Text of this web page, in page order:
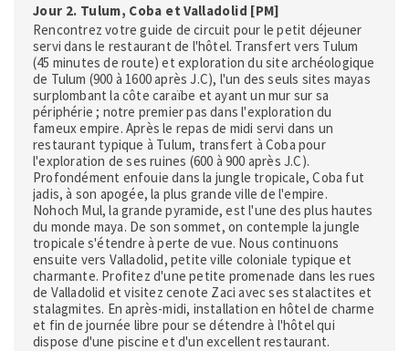
Jour 2. Tulum, Coba et Valladolid [PM]
Rencontrez votre guide de circuit pour le petit déjeuner
servi dans le restaurant de l'hôtel. Transfert vers Tulum
(45 minutes de route) et exploration du site archéologique
de Tulum (900 à 1600 après J.C), l'un des seuls sites mayas
surplombant la côte caraïbe et ayant un mur sur sa
périphérie ; notre premier pas dans l'exploration du
fameux empire. Après le repas de midi servi dans un
restaurant typique à Tulum, transfert à Coba pour
l'exploration de ses ruines (600 à 900 après J.C).
Profondément enfouie dans la jungle tropicale, Coba fut
jadis, à son apogée, la plus grande ville de l'empire.
Nohoch Mul, la grande pyramide, est l'une des plus hautes
du monde maya. De son sommet, on contemple la jungle
tropicale s'étendre à perte de vue. Nous continuons
ensuite vers Valladolid, petite ville coloniale typique et
charmante. Profitez d'une petite promenade dans les rues
de Valladolid et visitez cenote Zaci avec ses stalactites et
stalagmites. En après-midi, installation en hôtel de charme
et fin de journée libre pour se détendre à l'hôtel qui
dispose d'une piscine et d'un excellent restaurant.